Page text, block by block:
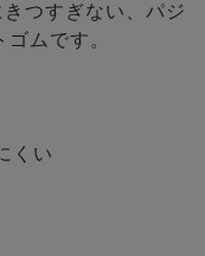
つすぎない、パジ
ムです。
くい